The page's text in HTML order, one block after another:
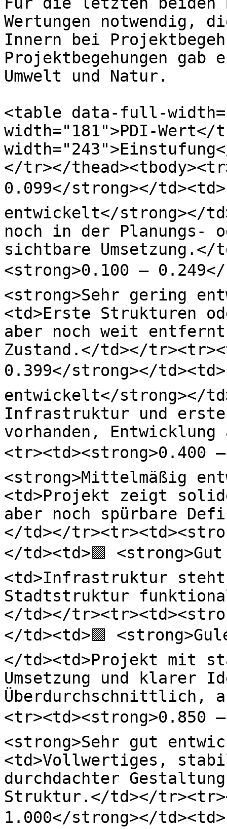
Wertungen notwendig,
Innern bei
Projektbegehungen
Umwelt und Natur.
<table data-full-
width="181">PDI-Wert</
</tr></
0.099</strong></
entwickelt</strong></
noch in der Planungs-
sichtbare
<strong>0.100 –
<strong>Sehr gering
<td>Erste Strukturen
aber noch weit
Zustand.</td></
0.399</strong></
entwickelt</strong></
Infrastruktur und erste
vorhanden,
<tr><td><strong>0.400
<strong>Mittelmäßig
<td>Projekt zeigt
aber noch spürbare
</td></
</td><td>🟩
<td>Infrastruktur
Stadtstruktur
</td></
</td><td>🟩
</td><td>Projekt mit
Umsetzung und klarer
Überdurchschnittlich,
<tr><td><strong>0.850
<strong>Sehr gut
<td>Vollwertiges,
durchdachter
Struktur.</td></
1.000</strong></